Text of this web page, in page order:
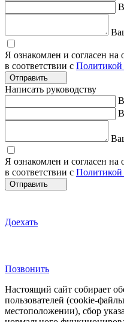
Я ознакомлен и согласен
в соответствии с Политикой
Отправить
Написать руководству
Я ознакомлен и согласен
в соответствии с Политикой
Отправить
Доехать
Позвонить
Настоящий сайт собирает
пользователей (cookie-
местоположении), сбор